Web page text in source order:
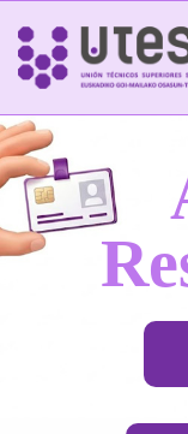
Skip
content
Inicio
QUIÉNES SOMOS